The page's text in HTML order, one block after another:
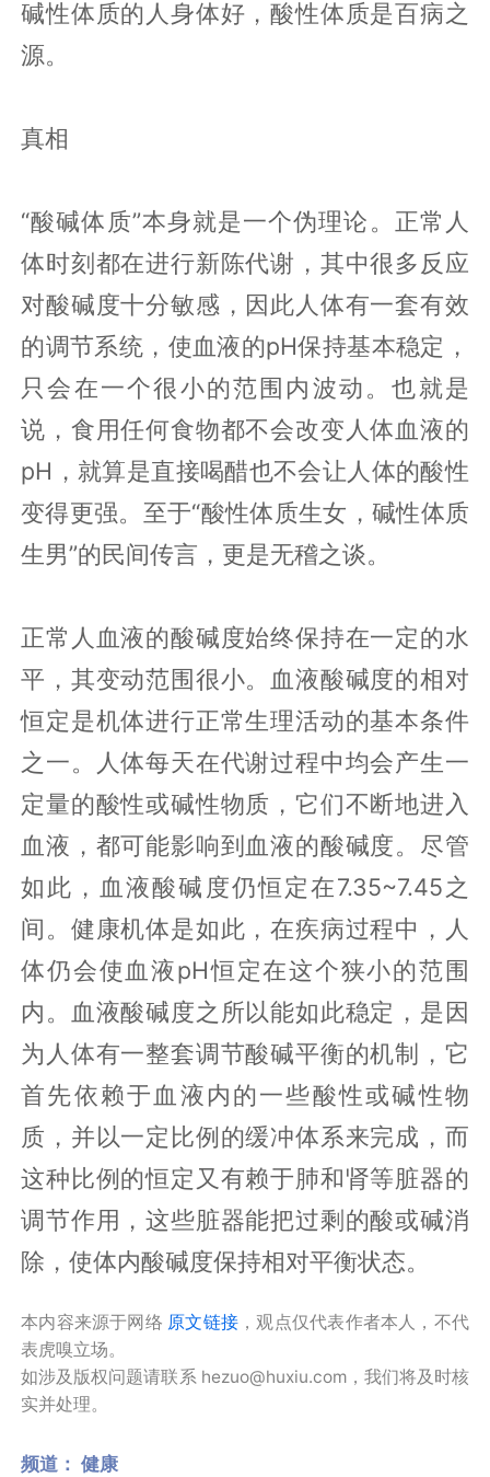
碱性体质的人身体好，酸性体质是百病之
源。
真相
“酸碱体质”本身就是一个伪理论。正常人
体时刻都在进行新陈代谢，其中很多反应
对酸碱度十分敏感，因此人体有一套有效
的调节系统，使血液的pH保持基本稳定，
只会在一个很小的范围内波动。也就是
说，食用任何食物都不会改变人体血液的
pH，就算是直接喝醋也不会让人体的酸性
变得更强。至于“酸性体质生女，碱性体质
生男”的民间传言，更是无稽之谈。
正常人血液的酸碱度始终保持在一定的水
平，其变动范围很小。血液酸碱度的相对
恒定是机体进行正常生理活动的基本条件
之一。人体每天在代谢过程中均会产生一
定量的酸性或碱性物质，它们不断地进入
血液，都可能影响到血液的酸碱度。尽管
如此，血液酸碱度仍恒定在7.35~7.45之
间。健康机体是如此，在疾病过程中，人
体仍会使血液pH恒定在这个狭小的范围
内。血液酸碱度之所以能如此稳定，是因
为人体有一整套调节酸碱平衡的机制，它
首先依赖于血液内的一些酸性或碱性物
质，并以一定比例的缓冲体系来完成，而
这种比例的恒定又有赖于肺和肾等脏器的
调节作用，这些脏器能把过剩的酸或碱消
除，使体内酸碱度保持相对平衡状态。
本内容来源于网络 原文链接 ，观点仅代表作者本人，不代
表虎嗅立场。
如涉及版权问题请联系 hezuo@huxiu.com，我们将及时核
实并处理。
频道： 健康